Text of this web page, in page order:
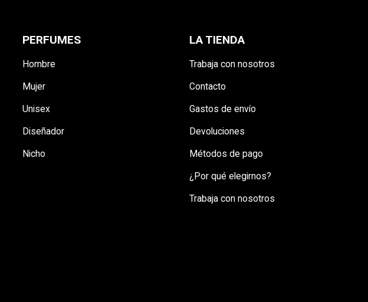
PERFUMES
Hombre
Mujer
Unisex
Diseñador
Nicho
LA TIENDA
Trabaja con nosotros
Contacto
Gastos de envío
Devoluciones
Métodos de pago
¿Por qué elegirnos?
Trabaja con nosotros